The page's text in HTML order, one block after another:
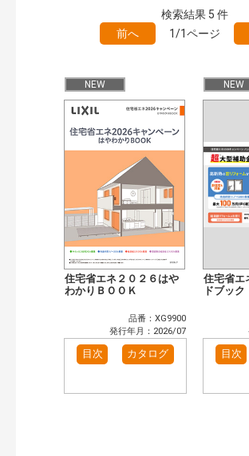
旧版（WEBカタ
キーワード検索（あいまい）
目次も検
おすすめハッシュタグ
まずはここから（36）
施工イメージ・ア
リフォームおすすめ（59）
省エネ住宅関連（
補助金・優遇制度を知る（5）
カタログ一覧＆
窓・シャッター（2）
玄関ドア・引戸
インテリア建材（2）
キッチン（2）
浴室（2）
洗面化粧室（1）
トイレ（2）
小型電気温水器（1）
水栓金具（1）
その他（1）
発行年で検索
検索
検索結果 5 件
前へ
1/1ページ
NEW
住宅省エネ２０２６はや
わかりＢＯＯＫ
品番：XG9900
発行年月：2026/07
目次 カタログ
NEW
住宅省エ
ドブック
目次